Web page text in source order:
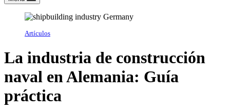
Artículos
La industria de construcción
naval en Alemania: Guía
práctica